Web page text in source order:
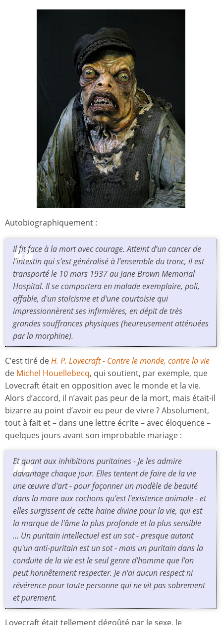
Autobiographiquement :
Il fit face à la mort avec courage. Atteint d’un cancer de
l’intestin qui s’est généralisé à l’ensemble du tronc, il est
transporté le 10 mars 1937 au Jane Brown Memorial
Hospital. Il se comportera en malade exemplaire, poli,
affable, d'un stoïcisme et d'une courtoisie qui
impressionnèrent ses infirmières, en dépit de très
grandes souffrances physiques (heureusement atténuées
par la morphine).
C’est tiré deH. P. Lovecraft - Contre le monde, contre la vie
de Michel Houellebecq, qui soutient, par exemple, que
Lovecraft était en opposition avec le monde et la vie.
Alors d’accord, il n’avait pas peur de la mort, mais était-il
bizarre au point d’avoir eu peur de vivre ? Absolument,
tout à fait et – dans une lettre écrite – avec éloquence –
quelques jours avant son improbable mariage :
Et quant aux inhibitions puritaines - Je les admire
davantage chaque jour. Elles tentent de faire de la vie
une œuvre d'art - pour façonner un modèle de beauté
dans la mare aux cochons qu'est l'existence animale - et
elles surgissent de cette haine divine pour la vie, qui est
la marque de l'âme la plus profonde et la plus sensible
... Un puritain intellectuel est un sot - presque autant
qu'un anti-puritain est un sot - mais un puritain dans la
conduite de la vie est le seul genre d'homme que l'on
peut honnêtement respecter. Je n'ai aucun respect ni
révérence pour toute personne qui ne vit pas sobrement
et purement.
Lovecraft était tellement dégoûté par le sexe, le